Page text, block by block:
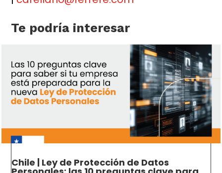
Te podría interesar
Chile | Ley de Protección de Datos